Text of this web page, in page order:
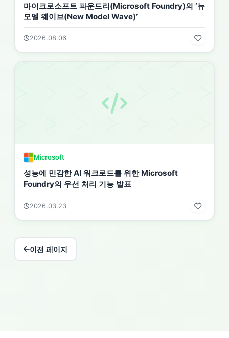
마이크로소프트 파운드리(Microsoft Foundry)의 ‘뉴
모델 웨이브(New Model Wave)’
2026.08.06
Microsoft
성능에 민감한 AI 워크로드를 위한 Microsoft
Foundry의 우선 처리 기능 발표
2026.03.23
이전 페이지